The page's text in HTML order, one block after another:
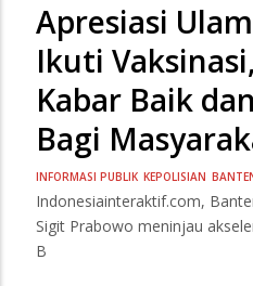
Apresiasi
Ikuti
Kabar Baik
Bagi
INFORMASI PUBLIK KEPOLISIAN
Indonesiainteraktif.com,
Sigit Prabowo meninjau
B